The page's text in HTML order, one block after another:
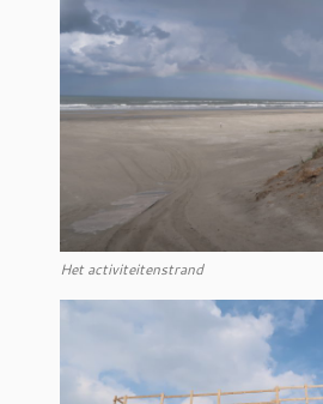
Het activiteitenstrand